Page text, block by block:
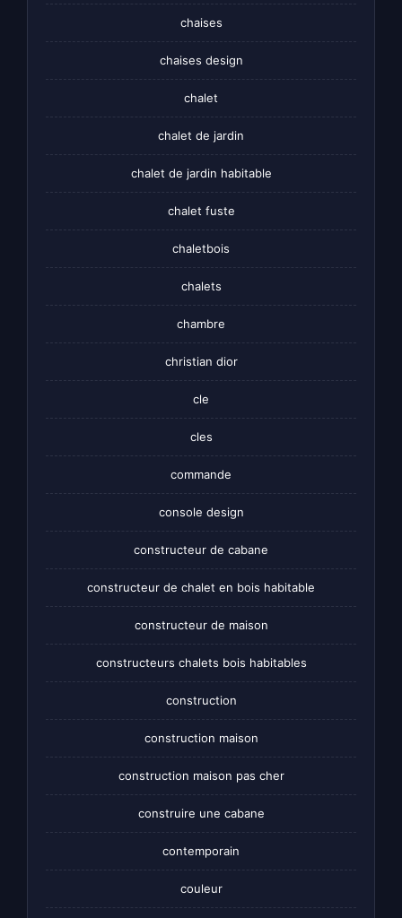
chaises
chaises design
chalet
chalet de jardin
chalet de jardin habitable
chalet fuste
chaletbois
chalets
chambre
christian dior
cle
cles
commande
console design
constructeur de cabane
constructeur de chalet en bois habitable
constructeur de maison
constructeurs chalets bois habitables
construction
construction maison
construction maison pas cher
construire une cabane
contemporain
couleur